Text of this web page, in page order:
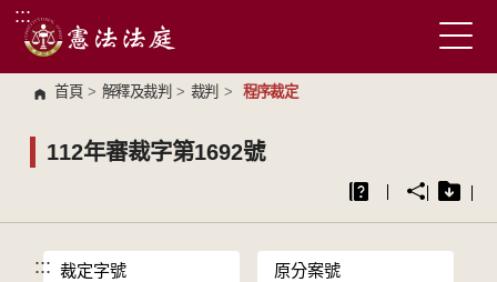
跳到主要內容區塊
:::
首頁 > 解釋及裁判 > 裁判 > 程序裁定
112年審裁字第1692號
::: 裁定字號 原分案號